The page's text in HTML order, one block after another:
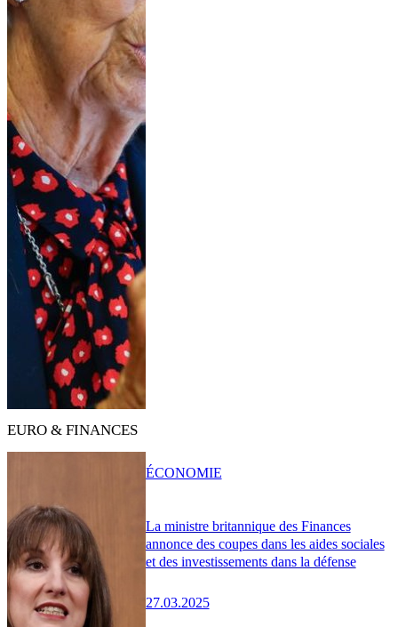
EURO & FINANCES
La ministre britannique des Finances
annonce des coupes dans les aides sociales
et des investissements dans la défense
27.03.2025
ÉCONOMIE